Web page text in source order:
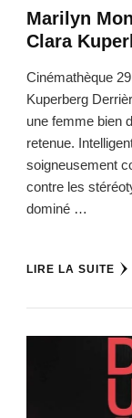
Marilyn
Clara
Cinémathèque
Kuperberg
une femme bien
retenue.
soigneusement
contre les
dominé …
LIRE LA SUITE